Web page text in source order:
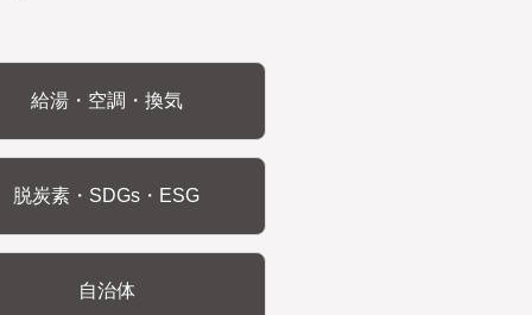
給湯・空調・換気
脱炭素・SDGs・ESG
自治体